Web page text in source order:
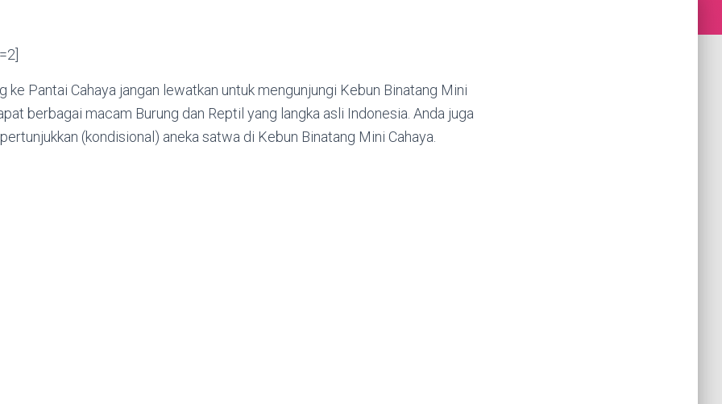
ke Pantai Cahaya jangan lewatkan untuk mengunjungi Kebun Binatang Mini
berbagai macam Burung dan Reptil yang langka asli Indonesia. Anda juga
(kondisional) aneka satwa di Kebun Binatang Mini Cahaya.